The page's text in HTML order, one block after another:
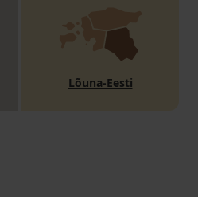
Lõuna-Eesti